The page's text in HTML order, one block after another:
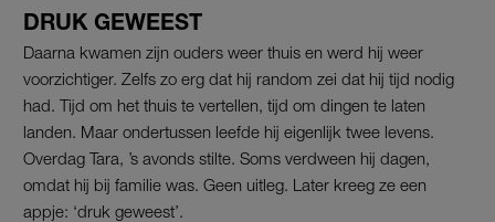
DRUK GEWEEST
Daarna kwamen zijn ouders weer thuis en werd hij weer
voorzichtiger. Zelfs zo erg dat hij random zei dat hij tijd nodig
had. Tijd om het thuis te vertellen, tijd om dingen te laten
landen. Maar ondertussen leefde hij eigenlijk twee levens.
Overdag Tara, ’s avonds stilte. Soms verdween hij dagen,
omdat hij bij familie was. Geen uitleg. Later kreeg ze een
appje: ‘druk geweest’.